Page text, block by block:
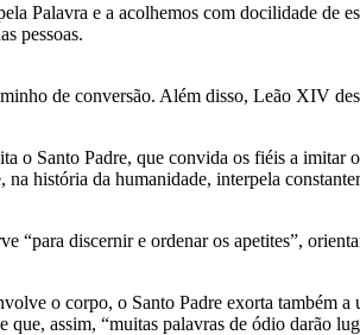
Palavra e a acolhemos com docilidade
pessoas.
de conversão. Além disso, Leão XIV
Santo Padre, que convida os fiéis a imitar
história da humanidade, interpela
“para discernir e ordenar os apetites”,
o corpo, o Santo Padre exorta também
assim, “muitas palavras de ódio darão